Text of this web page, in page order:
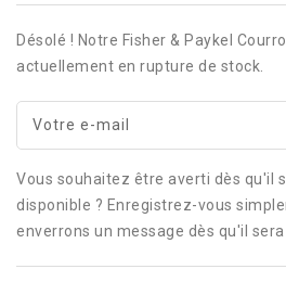
quantité
de
Fisher
Paykel
Courroie
Zest
quantité
de
Fisher
&amp;
Paykel
Zest
Désolé ! Notre Fisher & Paykel
actuellement en rupture de stock.
Votre e-mail
Vous souhaitez être averti dès qu'il
disponible ? Enregistrez-vous
enverrons un message dès qu'il sera